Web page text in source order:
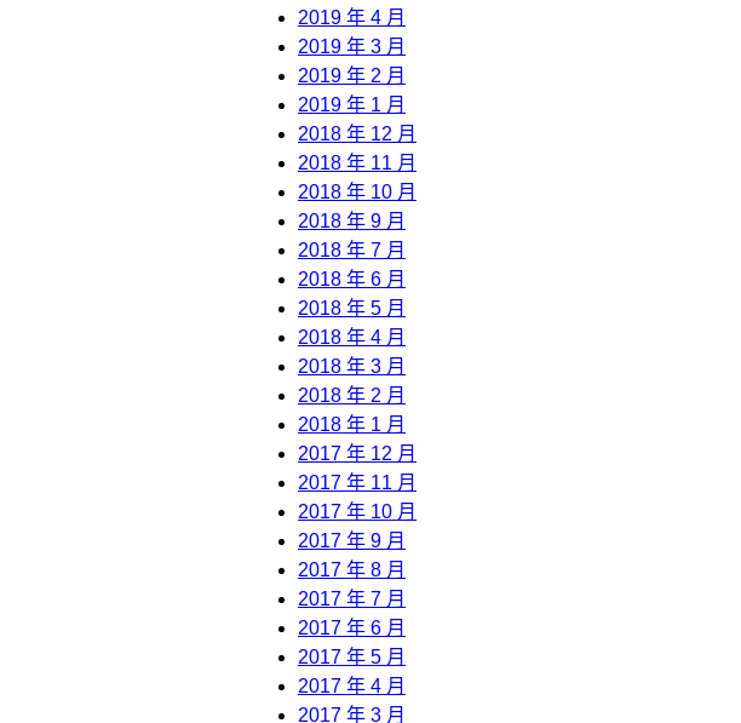
2019 年 4 月
2019 年 3 月
2019 年 2 月
2019 年 1 月
2018 年 12 月
2018 年 11 月
2018 年 10 月
2018 年 9 月
2018 年 7 月
2018 年 6 月
2018 年 5 月
2018 年 4 月
2018 年 3 月
2018 年 2 月
2018 年 1 月
2017 年 12 月
2017 年 11 月
2017 年 10 月
2017 年 9 月
2017 年 8 月
2017 年 7 月
2017 年 6 月
2017 年 5 月
2017 年 4 月
2017 年 3 月